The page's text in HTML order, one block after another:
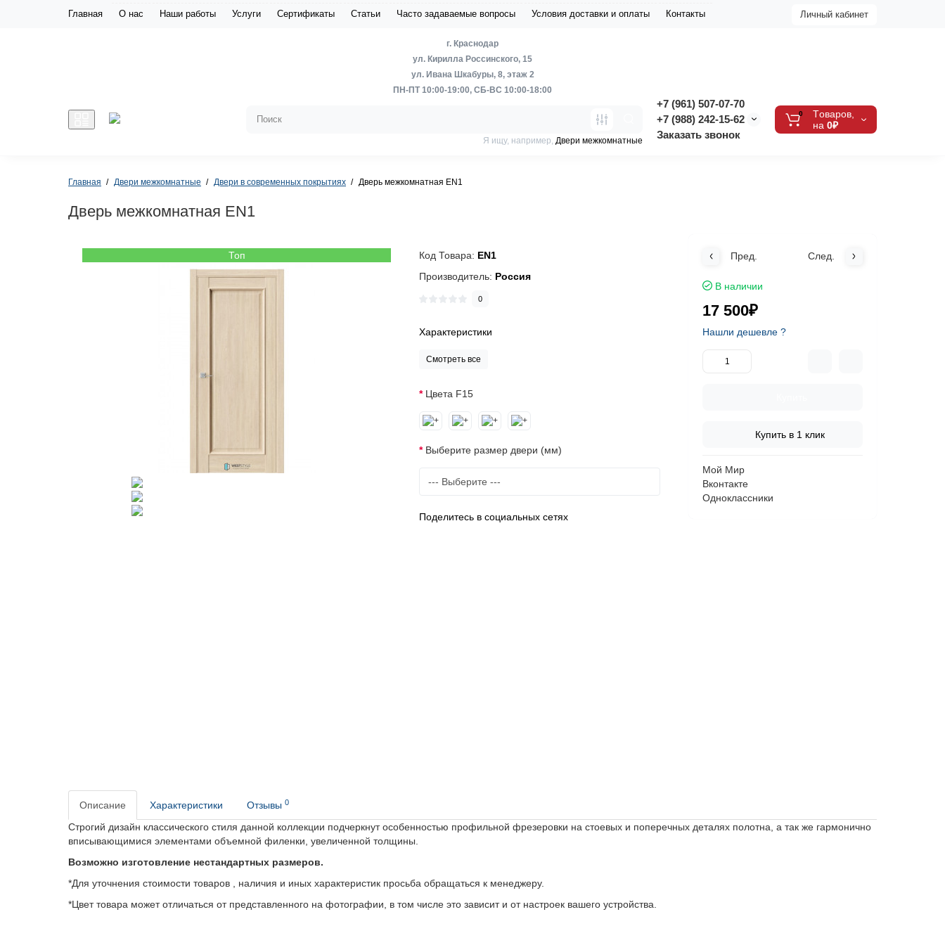
Главная О нас Наши работы Услуги Сертификаты Статьи Часто задаваемые вопросы Условия доставки и оплаты Контакты Личный кабинет
г. Краснодар
ул. Кирилла Россинского, 15
ул. Ивана Шкабуры, 8, этаж 2
ПН-ПТ 10:00-19:00, СБ-ВС 10:00-18:00
+7 (961) 507-07-70
+7 (988) 242-15-62
Заказать звонок
Я ищу, например, Двери межкомнатные
0
Tоваров,
на 0₽
Главная Двери межкомнатные Двери в современных покрытиях Дверь межкомнатная EN1
Дверь межкомнатная EN1
Топ Код Товара: EN1
Производитель: Россия
0
Характеристики
Смотреть все
Цвета F15
Выберите размер двери (мм)
Поделитесь в социальных сетях
Пред. След.
В наличии
17 500₽
Нашли дешевле ?
Купить в 1 клик
Мой Мир
Вконтакте
Одноклассники
Описание Характеристики Отзывы 0
Строгий дизайн классического стиля данной коллекции подчеркнут особенностью профильной фрезеровки на стоевых и поперечных деталях полотна, а так же гармонично
вписывающимися элементами объемной филенки, увеличенной толщины.
Возможно изготовление нестандартных размеров.
*Для уточнения стоимости товаров , наличия и иных характеристик просьба обращаться к менеджеру.
*Цвет товара может отличаться от представленного на фотографии, в том числе это зависит и от настроек вашего устройства.